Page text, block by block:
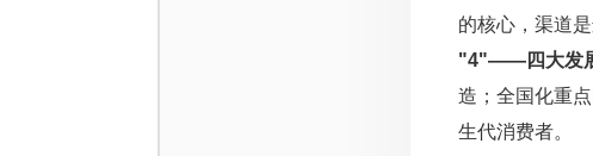
的核心，渠道
"4"——四大发
造；全国化重
生代消费者。